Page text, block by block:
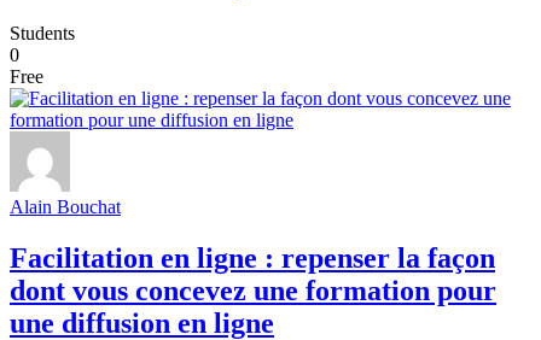
Students
0
Free
Alain Bouchat
Facilitation en ligne : repenser la façon
dont vous concevez une formation pour
une diffusion en ligne